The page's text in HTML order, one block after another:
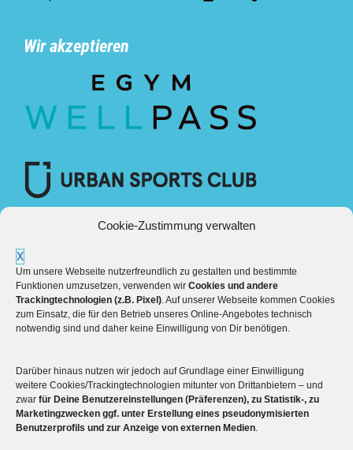
Cookie-Zustimmung verwalten
X
Um unsere Webseite nutzerfreundlich zu gestalten und bestimmte
Funktionen umzusetzen, verwenden wir Cookies und andere
Trackingtechnologien (z.B. Pixel). Auf unserer Webseite kommen Cookies
zum Einsatz, die für den Betrieb unseres Online-Angebotes technisch
notwendig sind und daher keine Einwilligung von Dir benötigen.
Darüber hinaus nutzen wir jedoch auf Grundlage einer Einwilligung
weitere Cookies/Trackingtechnologien mitunter von Drittanbietern – und
zwar für Deine Benutzereinstellungen (Präferenzen), zu Statistik-, zu
Marketingzwecken ggf. unter Erstellung eines pseudonymisierten
Benutzerprofils und zur Anzeige von externen Medien.
Wir akzeptieren
Mehr über die Boulderwelt
 Unsere Hallen im Überblick